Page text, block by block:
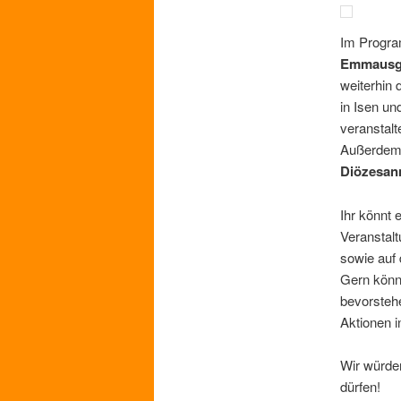
Im
weiterhin
in Isen
Ihr könnt
sowie auf
Gern
Aktionen
Wir
dürfen!